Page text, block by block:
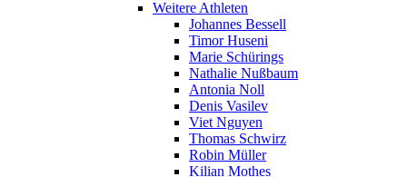
Weitere Athleten
Johannes Bessell
Timor Huseni
Marie Schürings
Nathalie Nußbaum
Antonia Noll
Denis Vasilev
Viet Nguyen
Thomas Schwirz
Robin Müller
Kilian Mothes